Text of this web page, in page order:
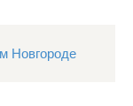
Новгороде